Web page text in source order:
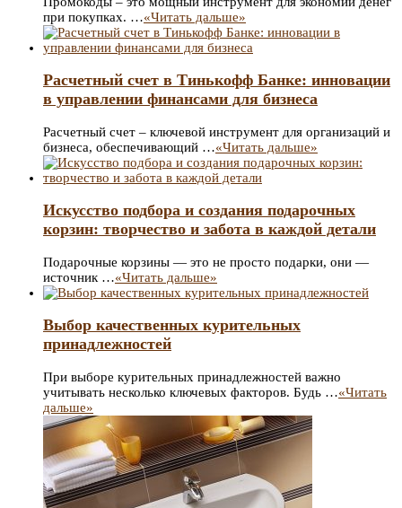
при покупках. …«Читать дальше»
Расчетный счет в Тинькофф Банке: инновации
в управлении финансами для бизнеса
Расчетный счет – ключевой инструмент для организаций и
бизнеса, обеспечивающий …«Читать дальше»
Искусство подбора и создания подарочных
корзин: творчество и забота в каждой детали
Подарочные корзины — это не просто подарки, они —
источник …«Читать дальше»
Выбор качественных курительных
принадлежностей
При выборе курительных принадлежностей важно
учитывать несколько ключевых факторов. Будь …«Читать
дальше»